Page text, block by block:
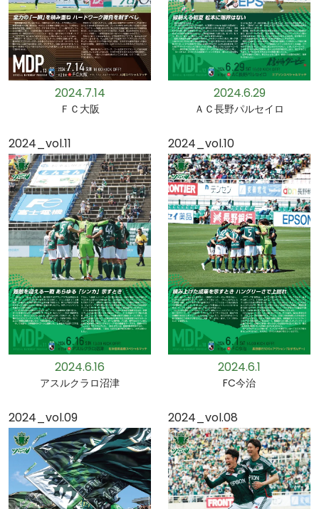
2024.7.14
ＦＣ大阪
2024.6.29
ＡＣ長野パルセイロ
2024_vol.11
2024.6.16
アスルクラロ沼津
2024_vol.10
2024.6.1
FC今治
2024_vol.09 2024_vol.08